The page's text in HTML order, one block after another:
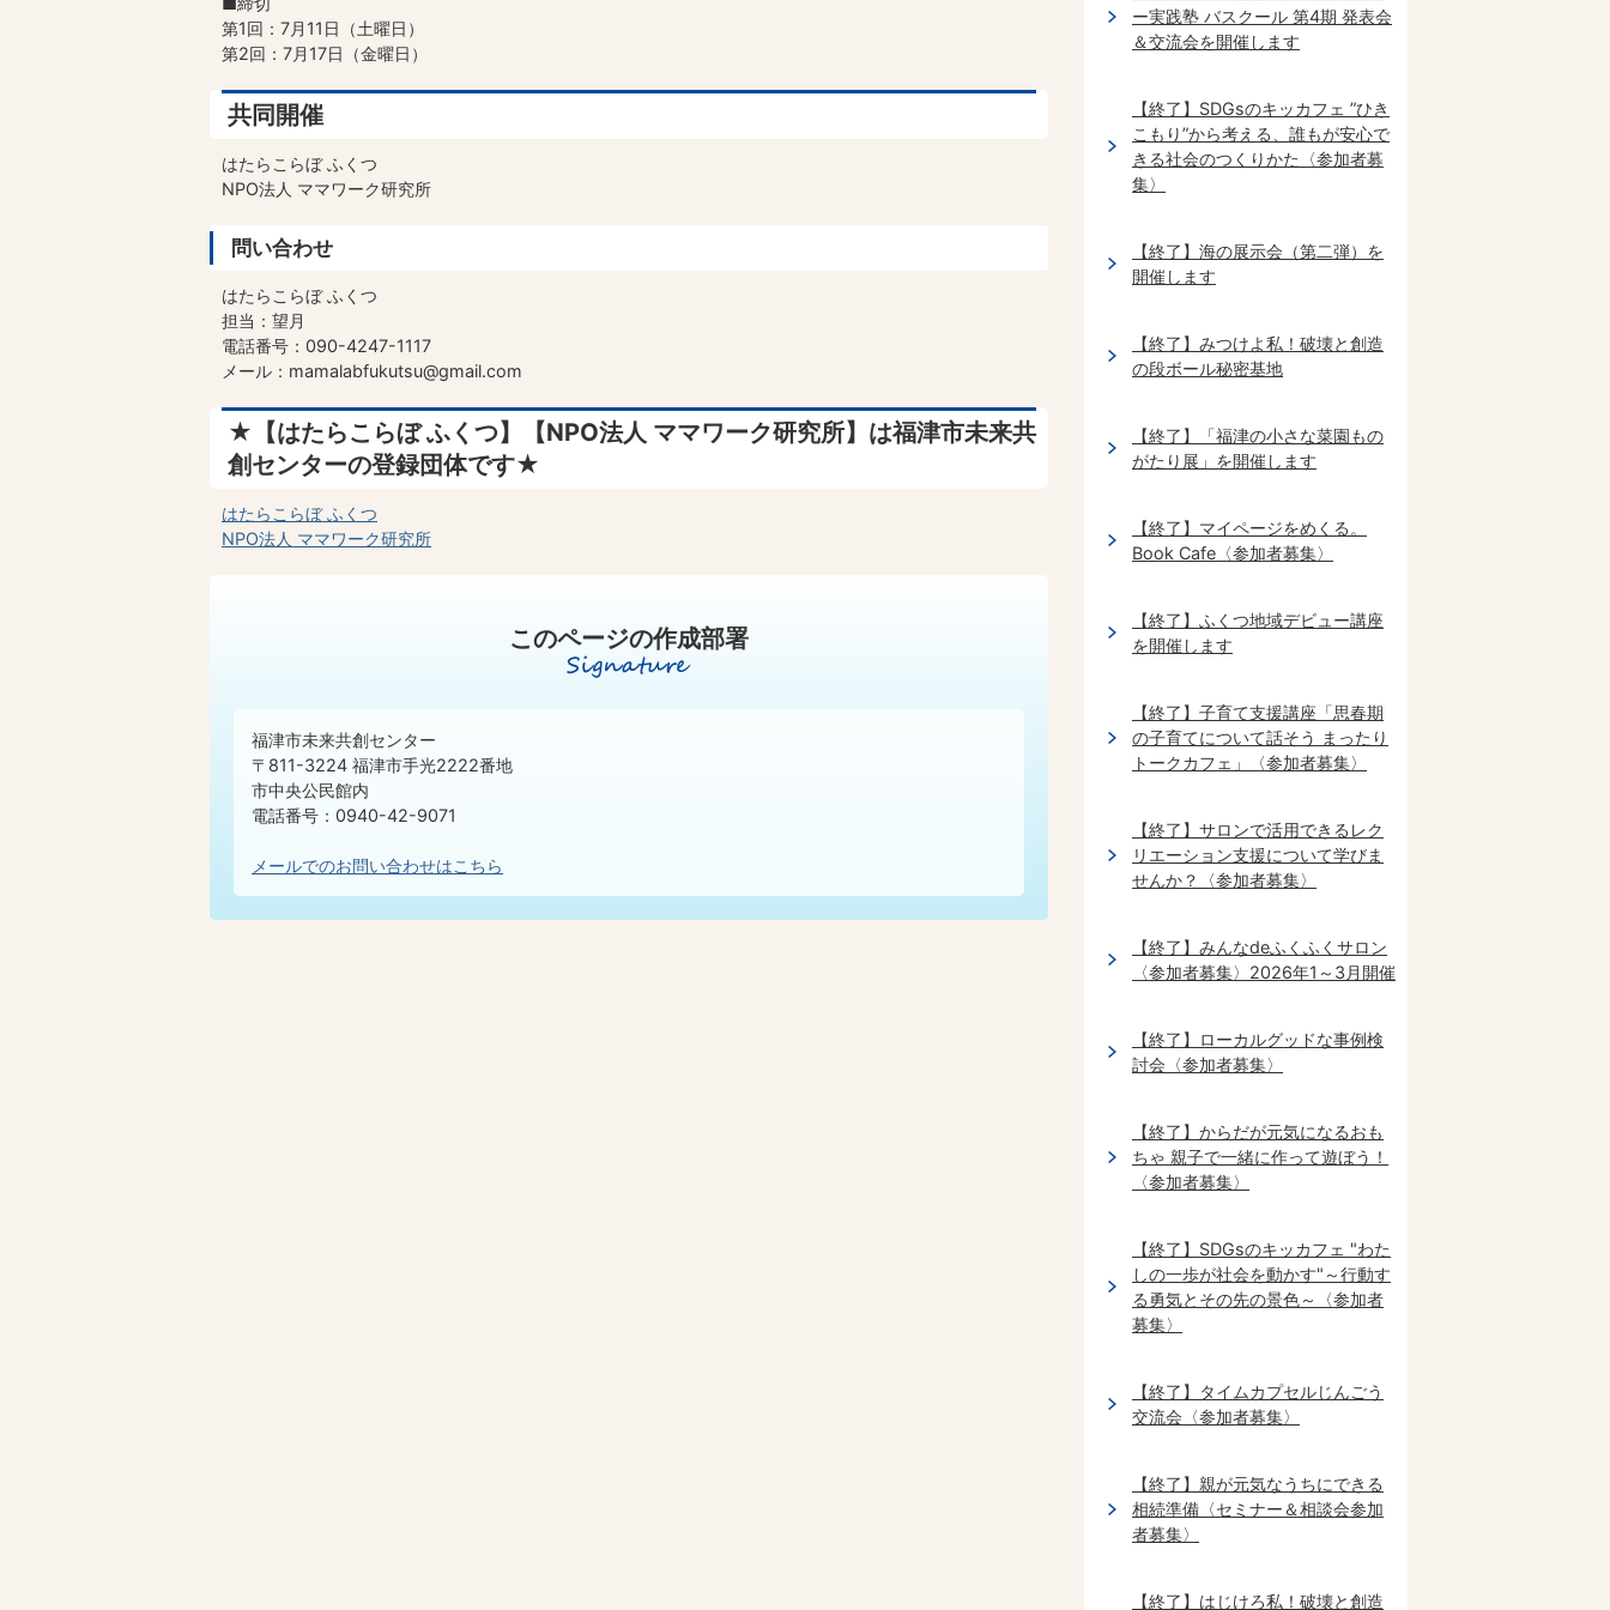
第1回：7月11日（土曜日）
第2回：7月17日（金曜日）
共同開催
はたらこらぼ ふくつ
NPO法人 ママワーク研究所
問い合わせ
はたらこらぼ ふくつ
担当：望月
電話番号：090-4247-1117
メール：mamalabfukutsu@gmail.com
★【はたらこらぼ ふくつ】【NPO法人 ママワーク研究所】は福津市未来共
創センターの登録団体です★
はたらこらぼ ふくつ
NPO法人 ママワーク研究所
このページの作成部署
福津市未来共創センター
〒811-3224 福津市手光2222番地
市中央公民館内
電話番号：0940-42-9071
メールでのお問い合わせはこちら
ー実践塾 バスクール 第4期 発表会
＆交流会を開催します
【終了】SDGsのキッカフェ ”ひき
こもり”から考える、誰もが安心で
きる社会のつくりかた〈参加者募
集〉
【終了】海の展示会（第二弾）を
開催します
【終了】みつけよ私！破壊と創造
の段ボール秘密基地
【終了】「福津の小さな菜園もの
がたり展」を開催します
【終了】マイページをめくる。
Book Cafe〈参加者募集〉
【終了】ふくつ地域デビュー講座
を開催します
【終了】子育て支援講座「思春期
の子育てについて話そう まったり
トークカフェ」〈参加者募集〉
【終了】サロンで活用できるレク
リエーション支援について学びま
せんか？〈参加者募集〉
【終了】みんなdeふくふくサロン
〈参加者募集〉2026年1～3月開催
【終了】ローカルグッドな事例検
討会〈参加者募集〉
【終了】からだが元気になるおも
ちゃ 親子で一緒に作って遊ぼう！
〈参加者募集〉
【終了】SDGsのキッカフェ "わた
しの一歩が社会を動かす"～行動す
る勇気とその先の景色～〈参加者
募集〉
【終了】タイムカプセルじんごう
交流会〈参加者募集〉
【終了】親が元気なうちにできる
相続準備〈セミナー＆相談会参加
者募集〉
【終了】はじけろ私！破壊と創造